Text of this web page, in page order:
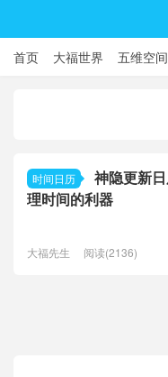
首页 大福世界 五维空间
时间日历
神隐更新
理时间的利器
大福先生 阅读(2136)